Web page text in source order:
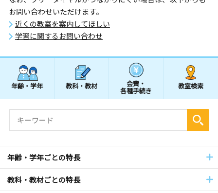
お問い合わせいただけます。
近くの教室を案内してほしい
学習に関するお問い合わせ
年齢・学年 教科・教材 会費・
各種手続き
教室検索
年齢・学年ごとの特長
教科・教材ごとの特長